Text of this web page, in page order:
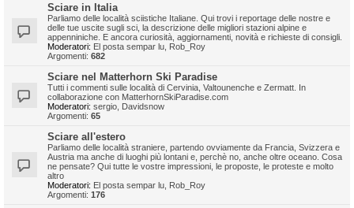
Sciare in Italia
Parliamo delle località sciistiche Italiane. Qui trovi i reportage delle nostre e
delle tue uscite sugli sci, la descrizione delle migliori stazioni alpine e
appenniniche. E ancora curiosità, aggiornamenti, novità e richieste di consigli.
Moderatori: El posta sempar lu Rob_Roy
Argomenti: 682
Sciare nel Matterhorn Ski Paradise
Tutti i commenti sulle località di Cervinia, Valtounenche e Zermatt. In
collaborazione con MatterhornSkiParadise.com
Moderatori: sergio Davidsnow
Argomenti: 65
Sciare all'estero
Parliamo delle località straniere, partendo ovviamente da Francia, Svizzera e
Austria ma anche di luoghi più lontani e, perchè no, anche oltre oceano. Cosa
ne pensate? Qui tutte le vostre impressioni, le proposte, le proteste e molto
altro
Moderatori: El posta sempar lu Rob_Roy
Argomenti: 176